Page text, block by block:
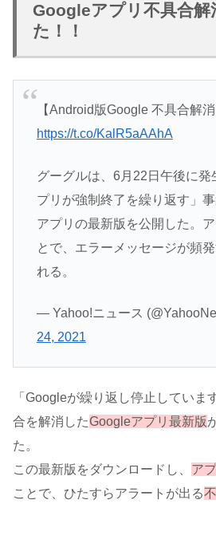
Googleアプリ不具合解
た！！
【Android版Google 不具合解消
https://t.co/KalR5aAAhA
グーグルは、6月22日午後に発
プリが強制終了を繰り返す」
アプリの最新版を公開した。
とで、エラーメッセージが頻
れる。
— Yahoo!ニュース
24, 2021
「Googleが繰り返し停止していま
合を解消したGoogleアプリ最新版
た。
この最新版をダウンロードし、 ア
ことで、ひたすらアラートが出る